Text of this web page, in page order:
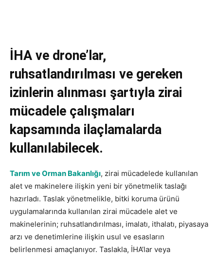
İHA ve drone’lar,
ruhsatlandırılması ve gereken
izinlerin alınması şartıyla zirai
mücadele çalışmaları
kapsamında ilaçlamalarda
kullanılabilecek.
Tarım ve Orman Bakanlığı, zirai mücadelede kullanılan
alet ve makinelere ilişkin yeni bir yönetmelik taslağı
hazırladı. Taslak yönetmelikle, bitki koruma ürünü
uygulamalarında kullanılan zirai mücadele alet ve
makinelerinin; ruhsatlandırılması, imalatı, ithalatı, piyasaya
arzı ve denetimlerine ilişkin usul ve esasların
belirlenmesi amaçlanıyor. Taslakla, İHA’lar veya